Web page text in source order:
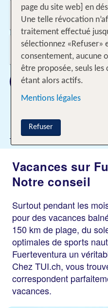
Quand et pour combien de
11.08.2026 -
Voyageurs?
2 Adultes
Ajouter des filtres
Vacances sur
Notre conseil
Surtout pendant les
pour des vacances
150 km de plage, du
optimales de sports
Fuerteventura un
Chez TUI.ch, vous
correspondent
vacances.
page du site web] en
Une telle révocation
traitement effectué
sélectionnez «Refuser»
consentement, aucune
être proposée, seuls les
étant alors actifs.
Mentions légales
Refuser